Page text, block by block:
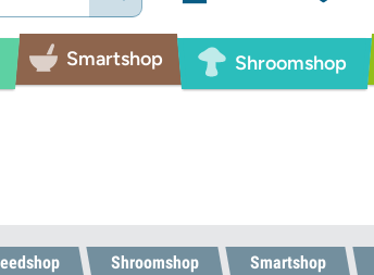
Smartshop Shroomshop
Shroomshop Smartshop